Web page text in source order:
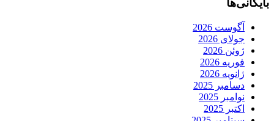
بایگانی‌ها
آگوست 2026
جولای 2026
ژوئن 2026
فوریه 2026
ژانویه 2026
دسامبر 2025
نوامبر 2025
اکتبر 2025